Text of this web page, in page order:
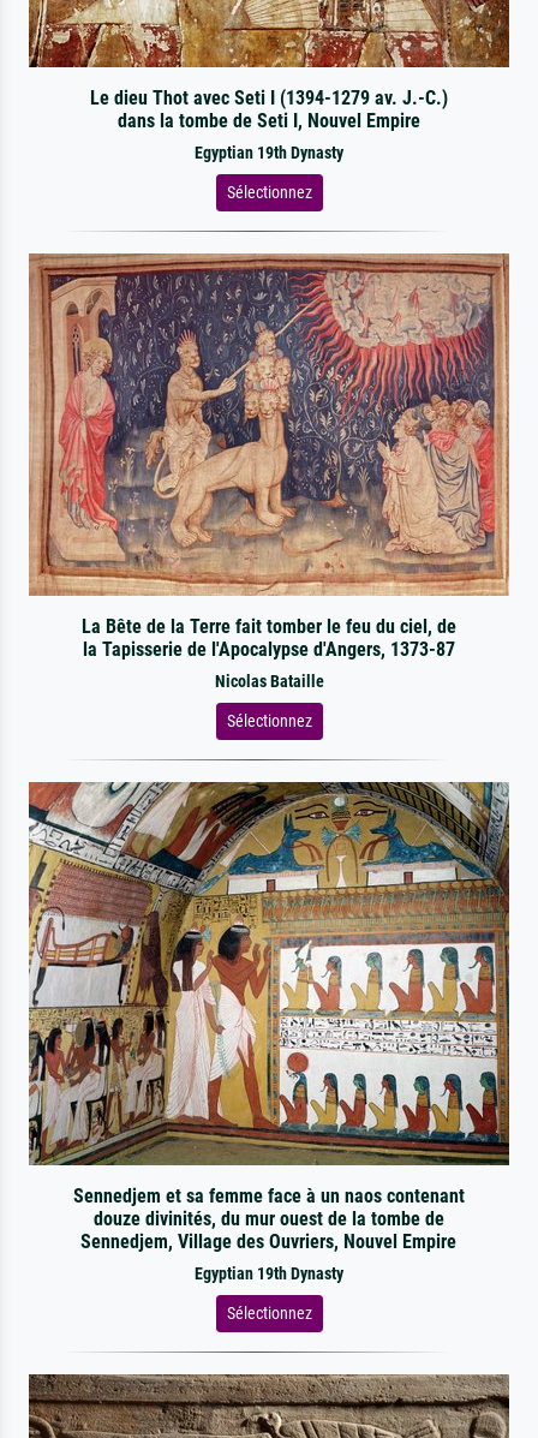
Le dieu Thot avec Seti I (1394-1279 av. J.-C.)
dans la tombe de Seti I, Nouvel Empire
Egyptian 19th Dynasty
Sélectionnez
La Bête de la Terre fait tomber le feu du ciel, de
la Tapisserie de l'Apocalypse d'Angers, 1373-87
Nicolas Bataille
Sélectionnez
Sennedjem et sa femme face à un naos contenant
douze divinités, du mur ouest de la tombe de
Sennedjem, Village des Ouvriers, Nouvel Empire
Egyptian 19th Dynasty
Sélectionnez